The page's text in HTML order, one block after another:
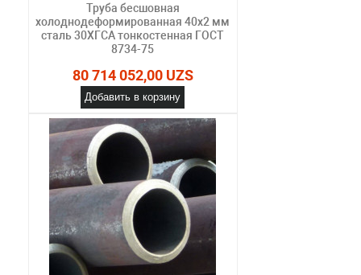
Труба бесшовная
холоднодеформированная 40х2 мм
сталь 30ХГСА тонкостенная ГОСТ
8734-75
80 714 052,00 UZS
Добавить в корзину